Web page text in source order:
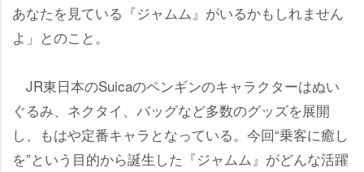
あなたを見ている『ジャムム』がいるかもしれません
よ」とのこと。
JR東日本のSuicaのペンギンのキャラクターはぬい
ぐるみ、ネクタイ、バッグなど多数のグッズを展開
し、もはや定番キャラとなっている。今回“乗客に癒し
を”という目的から誕生した『ジャムム』がどんな活躍